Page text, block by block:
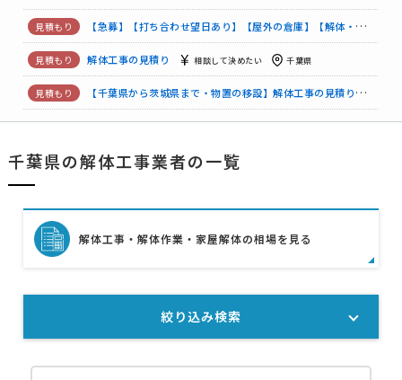
【急募】【打ち合わせ望日あり】【屋外の倉庫】【解体・再設置】の依頼
解体工事の見積り 相談して決めたい 千葉県
【千葉県から茨城県まで・物置の移設】解体工事の見積り
【木造建築物解体】解体工事の見積り
千葉県の解体工事業者の一覧
解体工事・解体作業・家屋解体の相場を見る
絞り込み検索